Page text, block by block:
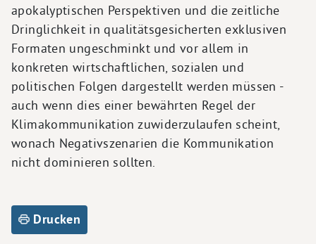
apokalyptischen Perspektiven und die zeitliche
Dringlichkeit in qualitätsgesicherten exklusiven
Formaten ungeschminkt und vor allem in
konkreten wirtschaftlichen, sozialen und
politischen Folgen dargestellt werden müssen -
auch wenn dies einer bewährten Regel der
Klimakommunikation zuwiderzulaufen scheint,
wonach Negativszenarien die Kommunikation
nicht dominieren sollten.
Drucken